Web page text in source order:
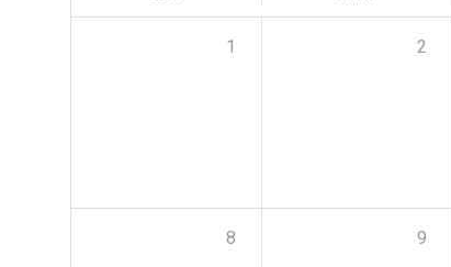
1 2
8 9